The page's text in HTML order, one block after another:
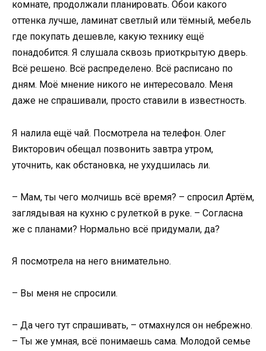
комнате, продолжали планировать. Обои какого
оттенка лучше, ламинат светлый или тёмный, мебель
где покупать дешевле, какую технику ещё
понадобится. Я слушала сквозь приоткрытую дверь.
Всё решено. Всё распределено. Всё расписано по
дням. Моё мнение никого не интересовало. Меня
даже не спрашивали, просто ставили в известность.
Я налила ещё чай. Посмотрела на телефон. Олег
Викторович обещал позвонить завтра утром,
уточнить, как обстановка, не ухудшилась ли.
– Мам, ты чего молчишь всё время? – спросил Артём,
заглядывая на кухню с рулеткой в руке. – Согласна
же с планами? Нормально всё придумали, да?
Я посмотрела на него внимательно.
– Вы меня не спросили.
– Да чего тут спрашивать, – отмахнулся он небрежно.
– Ты же умная, всё понимаешь сама. Молодой семье